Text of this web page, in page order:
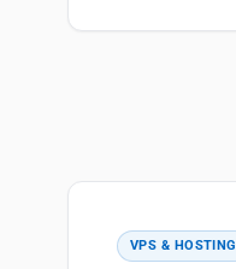
VPS & HOSTING